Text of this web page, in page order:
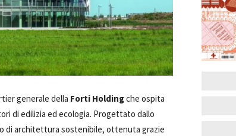
generale della Forti Holdingche ospita
di edilizia ed ecologia. Progettato dallo
di architettura sostenibile, ottenuta grazie